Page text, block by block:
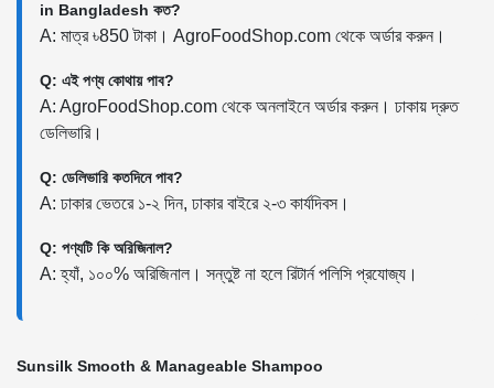
in Bangladesh কত?
A: মাত্র ৳850 টাকা। AgroFoodShop.com থেকে অর্ডার করুন।
Q: এই পণ্য কোথায় পাব?
A: AgroFoodShop.com থেকে অনলাইনে অর্ডার করুন। ঢাকায় দ্রুত
ডেলিভারি।
Q: ডেলিভারি কতদিনে পাব?
A: ঢাকার ভেতরে ১-২ দিন, ঢাকার বাইরে ২-৩ কার্যদিবস।
Q: পণ্যটি কি অরিজিনাল?
A: হ্যাঁ, ১০০% অরিজিনাল। সন্তুষ্ট না হলে রিটার্ন পলিসি প্রযোজ্য।
Sunsilk Smooth & Manageable Shampoo